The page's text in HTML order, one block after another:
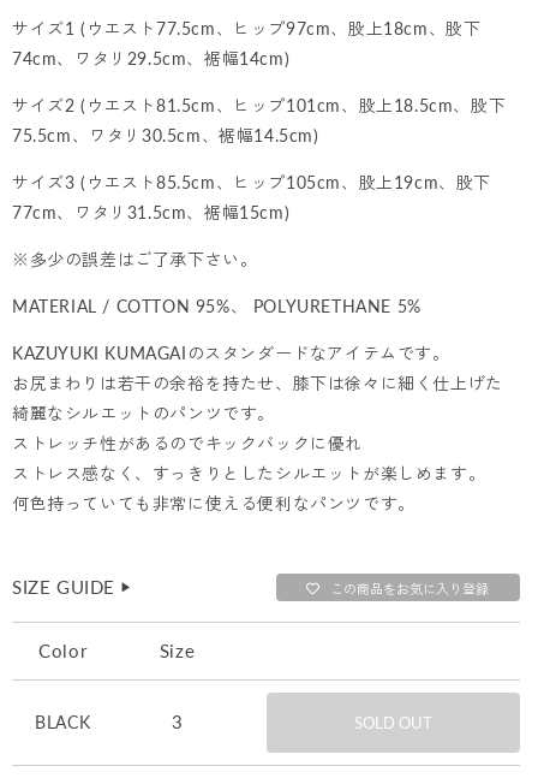
サイズ1 (ウエスト77.5cm、ヒップ97cm、股上18cm、股下
74cm、ワタリ29.5cm、裾幅14cm)
サイズ2 (ウエスト81.5cm、ヒップ101cm、股上18.5cm、股下
75.5cm、ワタリ30.5cm、裾幅14.5cm)
サイズ3 (ウエスト85.5cm、ヒップ105cm、股上19cm、股下
77cm、ワタリ31.5cm、裾幅15cm)
※多少の誤差はご了承下さい。
MATERIAL / COTTON 95%、 POLYURETHANE 5%
KAZUYUKI KUMAGAIのスタンダードなアイテムです。
お尻まわりは若干の余裕を持たせ、膝下は徐々に細く仕上げた
綺麗なシルエットのパンツです。
ストレッチ性があるのでキックバックに優れ
ストレス感なく、すっきりとしたシルエットが楽しめます。
何色持っていても非常に使える便利なパンツです。
SIZE GUIDE ▶︎ この商品をお気に入り登録
Color Size
BLACK 3 SOLD OUT